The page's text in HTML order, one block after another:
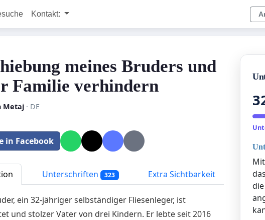
Kontakt:
meines Bruders und
Familie verhindern
Metaj· DE
in Facebook
Unterschriften 323 Extra Sichtbarkeit
ein 32-jähriger selbständiger Fliesenleger, ist
und stolzer Vater von drei Kindern. Er lebte seit 2016